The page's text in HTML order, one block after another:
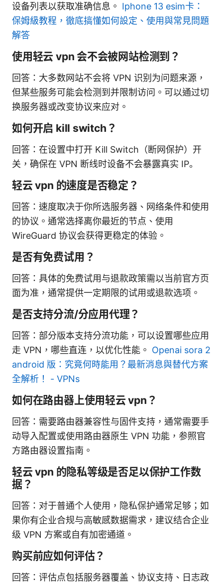
设备列表以获取准确信息。 Iphone 13 esim卡：
保姆級教程，徹底搞懂如何設定、使用與常見問題
解答
使用轻云 vpn 会不会被网站检测到？
回答：大多数网站不会将 VPN 识别为问题来源，
但某些服务可能会检测到并限制访问。可以通过切
换服务器或改变协议来应对。
如何开启 kill switch？
回答：在设置中打开 Kill Switch（断网保护）开
关，确保在 VPN 断线时设备不会暴露真实 IP。
轻云 vpn 的速度是否稳定？
回答：速度取决于你所选服务器、网络条件和使用
的协议。通常选择离你最近的节点、使用
WireGuard 协议会获得更稳定的体验。
是否有免费试用？
回答：具体的免费试用与退款政策需以当前官方页
面为准，通常提供一定期限的试用或退款选项。
是否支持分流/分应用代理？
回答：部分版本支持分流功能，可以设置哪些应用
走 VPN，哪些直连，以优化性能。 Openai sora 2
android 版：究竟何時能用？最新消息與替代方案
全解析！ - VPNs
如何在路由器上使用轻云 vpn？
回答：需要路由器兼容性与固件支持，通常需要手
动导入配置或使用路由器原生 VPN 功能，参照官
方路由器设置指南。
轻云 vpn 的隐私等级是否足以保护工作数
据？
回答：对于普通个人使用，隐私保护通常足够；如
果你有企业合规与高敏感数据需求，建议结合企业
级 VPN 方案或自有加密通道。
购买前应如何评估？
回答：评估点包括服务器覆盖、协议支持、日志政